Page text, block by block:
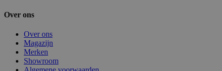
Over ons
Over ons
Magazijn
Merken
Showroom